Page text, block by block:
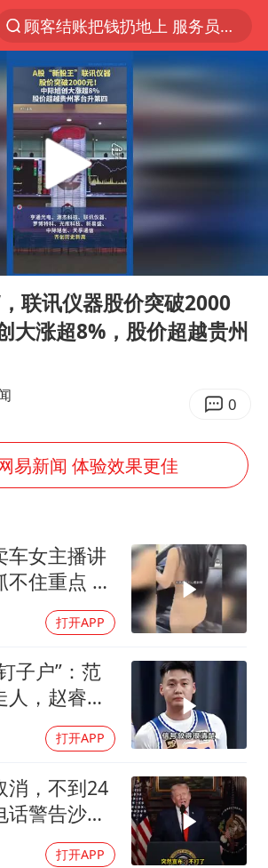
顾客结账把钱扔地上 服务员霸气扔回
探寻“技能+”促就业创业新路
美国退回1000亿美元关税
李亚鹏向地铁吐血女孩捐99999元
台风白海豚或在华东沿海登陆
弹药库存告急 美军补货难
FIFA官方支持因凡蒂诺
沙特否认与胡塞武装举行会谈
汕头市政府被约谈
南太行山失联女孩最后信号不在山林
总书记关心百姓身边这些民生大事
联讯仪器股价突破2000
大涨超8%，股价超越贵州
0
易新闻 体验效果更佳
车女主播讲
住重点 女
打开APP
子户”：范
，赵睿亲
打开APP
消，不到24
话警告沙
打开APP